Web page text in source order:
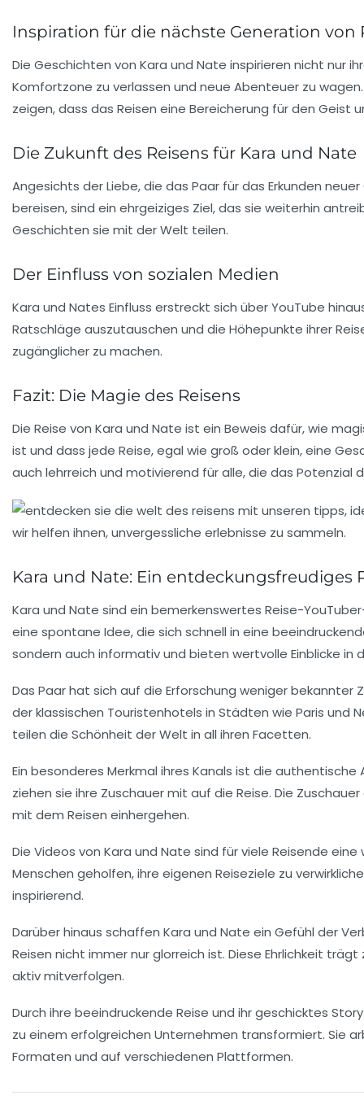
Inspiration für die nächste Generation von
Die Geschichten von Kara und Nate inspirieren nicht nur
Komfortzone zu verlassen und neue Abenteuer zu
zeigen, dass das Reisen eine Bereicherung für den Geist
Die Zukunft des Reisens für Kara und Nate
Angesichts der Liebe, die das Paar für das Erkunden
bereisen, sind ein ehrgeiziges Ziel, das sie weiterhin
Geschichten sie mit der Welt teilen.
Der Einfluss von sozialen Medien
Kara und Nates Einfluss erstreckt sich über YouTube
Ratschläge auszutauschen und die Höhepunkte ihrer
zugänglicher zu machen.
Fazit: Die Magie des Reisens
Die Reise von Kara und Nate ist ein Beweis dafür, wie
ist und dass jede Reise, egal wie groß oder klein, eine
auch lehrreich und motivierend für alle, die das Potenzial
Kara und Nate: Ein entdeckungsfreudiges
Kara und Nate sind ein bemerkenswertes Reise-
eine spontane Idee, die sich schnell in eine
sondern auch informativ und bieten wertvolle Einblicke in
Das Paar hat sich auf die Erforschung weniger
der klassischen Touristenhotels in Städten wie Paris und
teilen die Schönheit der Welt in all ihren Facetten.
Ein besonderes Merkmal ihres Kanals ist die
ziehen sie ihre Zuschauer mit auf die Reise. Die Zuschauer
mit dem Reisen einhergehen.
Die Videos von Kara und Nate sind für viele Reisende eine
Menschen geholfen, ihre eigenen Reiseziele zu
inspirierend.
Darüber hinaus schaffen Kara und Nate ein Gefühl der
Reisen nicht immer nur glorreich ist. Diese Ehrlichkeit
aktiv mitverfolgen.
Durch ihre beeindruckende Reise und ihr geschicktes
zu einem erfolgreichen Unternehmen transformiert. Sie
Formaten und auf verschiedenen Plattformen.